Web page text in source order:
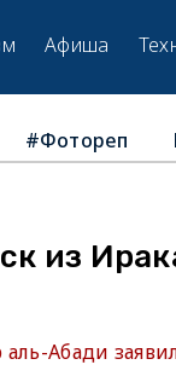
Афиша
#Фотореп
из
Абади